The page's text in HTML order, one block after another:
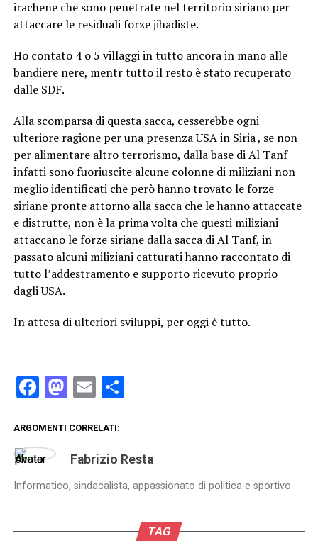
irachene che sono penetrate nel territorio siriano per
attaccare le residuali forze jihadiste.
Ho contato 4 o 5 villaggi in tutto ancora in mano alle
bandiere nere, mentr tutto il resto è stato recuperato
dalle SDF.
Alla scomparsa di questa sacca, cesserebbe ogni
ulteriore ragione per una presenza USA in Siria , se non
per alimentare altro terrorismo, dalla base di Al Tanf
infatti sono fuoriuscite alcune colonne di miliziani non
meglio identificati che però hanno trovato le forze
siriane pronte attorno alla sacca che le hanno attaccate
e distrutte, non è la prima volta che questi miliziani
attaccano le forze siriane dalla sacca di Al Tanf, in
passato alcuni miliziani catturati hanno raccontato di
tutto l’addestramento e supporto ricevuto proprio
dagli USA.
In attesa di ulteriori sviluppi, per oggi è tutto.
Facebook
Mastodon
EmailCondividi
ARGOMENTI CORRELATI:
Fabrizio Resta
Informatico, sindacalista, appassionato di politica e sportivo
TAG